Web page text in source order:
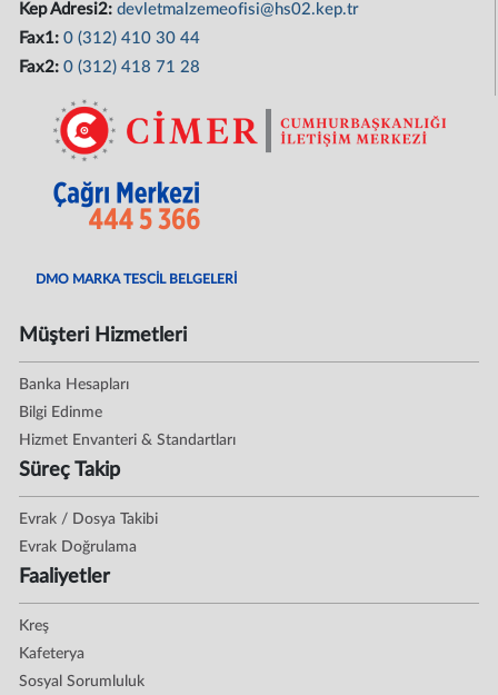
Kep Adresi2:devletmalzemeofisi@hs02.kep.tr
Fax1:0 (312) 410 30 44
Fax2:0 (312) 418 71 28
DMO MARKA TESCİL BELGELERİ
Müşteri Hizmetleri
Banka Hesapları
Bilgi Edinme
Hizmet Envanteri & Standartları
Süreç Takip
Evrak / Dosya Takibi
Evrak Doğrulama
Faaliyetler
Kreş
Kafeterya
Sosyal Sorumluluk